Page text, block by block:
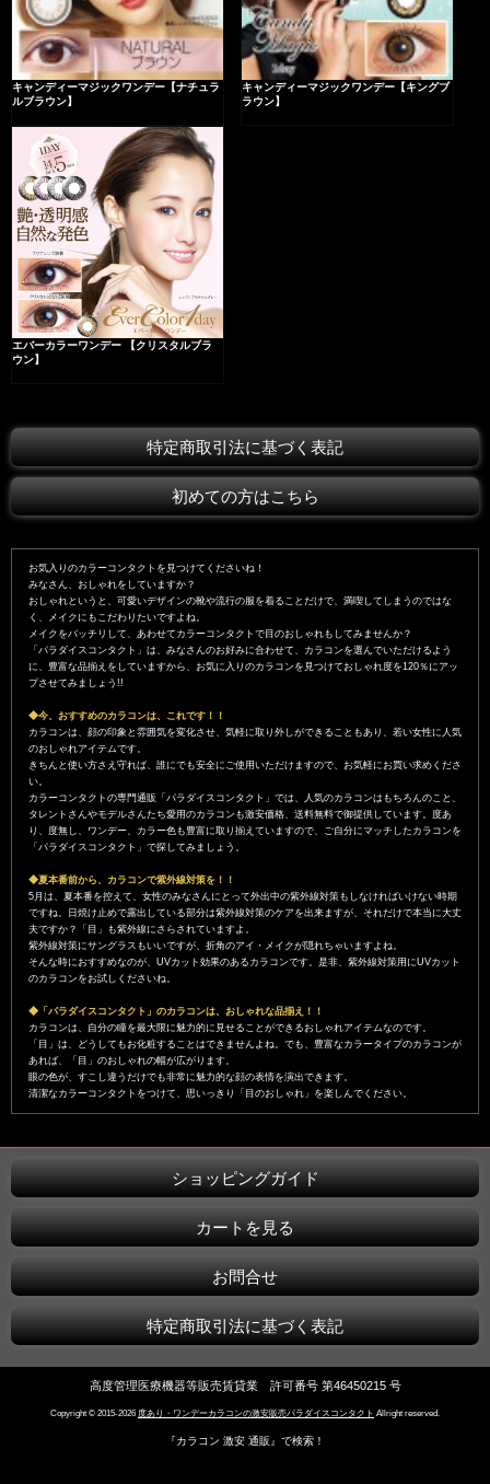
キャンディーマジックワンデー【ナチュラ
ルブラウン】
キャンディーマジックワンデー【キングブ
ラウン】
エバーカラーワンデー 【クリスタルブラ
ウン】
特定商取引法に基づく表記
初めての方はこちら
お気入りのカラーコンタクトを見つけてくださいね！
みなさん、おしゃれをしていますか？
おしゃれというと、可愛いデザインの靴や流行の服を着ることだけで、満喫してしまうのではな
く、メイクにもこだわりたいですよね。
メイクをバッチリして、あわせてカラーコンタクトで目のおしゃれもしてみませんか？
「パラダイスコンタクト」は、みなさんのお好みに合わせて、カラコンを選んでいただけるよう
に、豊富な品揃えをしていますから、お気に入りのカラコンを見つけておしゃれ度を120％にアッ
プさせてみましょう!!
◆今、おすすめのカラコンは、これです！！
カラコンは、顔の印象と雰囲気を変化させ、気軽に取り外しができることもあり、若い女性に人気
のおしゃれアイテムです。
きちんと使い方さえ守れば、誰にでも安全にご使用いただけますので、お気軽にお買い求めくださ
い。
カラーコンタクトの専門通販「パラダイスコンタクト」では、人気のカラコンはもちろんのこと、
タレントさんやモデルさんたち愛用のカラコンも激安価格、送料無料で御提供しています。度あ
り、度無し、ワンデー、カラー色も豊富に取り揃えていますので、ご自分にマッチしたカラコンを
「パラダイスコンタクト」で探してみましょう。
◆夏本番前から、カラコンで紫外線対策を！！
5月は、夏本番を控えて、女性のみなさんにとって外出中の紫外線対策もしなければいけない時期
ですね。日焼け止めで露出している部分は紫外線対策のケアを出来ますが、それだけで本当に大丈
夫ですか？「目」も紫外線にさらされていますよ。
紫外線対策にサングラスもいいですが、折角のアイ・メイクが隠れちゃいますよね。
そんな時におすすめなのが、UVカット効果のあるカラコンです。是非、紫外線対策用にUVカット
のカラコンをお試しくださいね。
◆「パラダイスコンタクト」のカラコンは、おしゃれな品揃え！！
カラコンは、自分の瞳を最大限に魅力的に見せることができるおしゃれアイテムなのです。
「目」は、どうしてもお化粧することはできませんよね。でも、豊富なカラータイプのカラコンが
あれば、「目」のおしゃれの幅が広がります。
眼の色が、すこし違うだけでも非常に魅力的な顔の表情を演出できます。
清潔なカラーコンタクトをつけて、思いっきり「目のおしゃれ」を楽しんでください。
ショッピングガイド
カートを見る
お問合せ
特定商取引法に基づく表記
高度管理医療機器等販売賃貸業 許可番号 第46450215 号
Copyright © 2015-2026 度あり・ワンデーカラコンの激安販売パラダイスコンタクト Allright reserved.
『カラコン 激安 通販』で検索！